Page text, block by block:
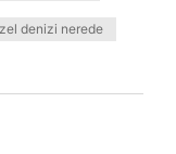
denizi nerede